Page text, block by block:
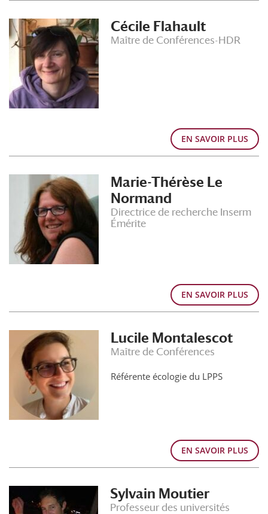
Cécile Flahault
Maître de Conférences-HDR
EN SAVOIR PLUS
Marie-Thérèse Le
Normand
Directrice de recherche Inserm
Émérite
EN SAVOIR PLUS
Lucile Montalescot
Maître de Conférences
Référente écologie du LPPS
EN SAVOIR PLUS
Sylvain Moutier
Professeur des universités